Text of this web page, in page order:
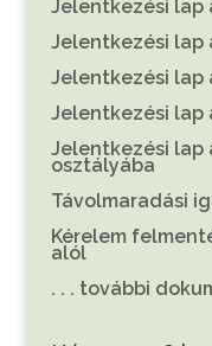
Jelentkezési lap
Jelentkezési lap
Jelentkezési lap
Jelentkezési lap
Jelentkezési lap
osztályába
Távolmaradási
Kérelem
alól
. . . további